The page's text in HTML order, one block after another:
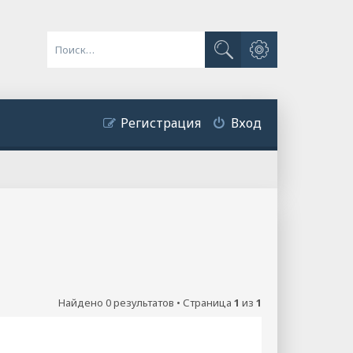
Поиск
Расширенный поиск
Вход
Регистрация
Найдено 0 результатов • Страница 1 из 1